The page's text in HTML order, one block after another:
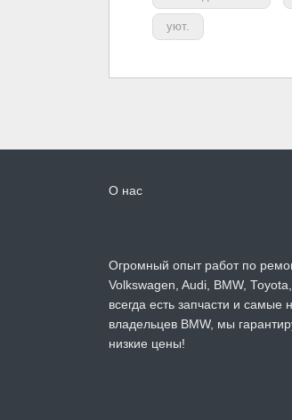
уют.
О нас
Огромный опыт работ по
Volkswagen, Audi, BMW,
всегда есть запчасти и самые
владельцев BMW, мы
низкие цены!